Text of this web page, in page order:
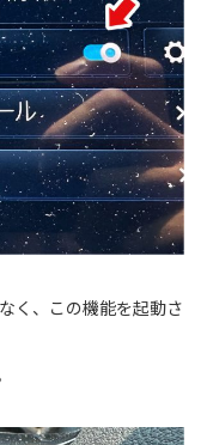
く、この機能を起動さ